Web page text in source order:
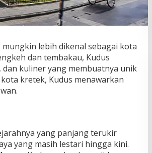
mungkin lebih dikenal sebagai kota
dan tembakau, Kudus
kuliner yang membuatnya unik
kretek, Kudus menawarkan
yang panjang terukir
yang masih lestari hingga kini.